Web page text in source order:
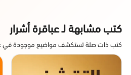
كتب مشابهة لـ عباقرة أشرار
كتب ذات صلة تستكشف مواضيع موجودة في